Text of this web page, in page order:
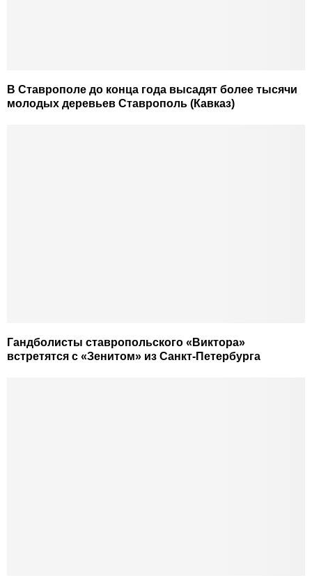
В Ставрополе до конца года высадят более тысячи
молодых деревьев Ставрополь (Кавказ)
Гандболисты ставропольского «Виктора»
встретятся с «Зенитом» из Санкт-Петербурга